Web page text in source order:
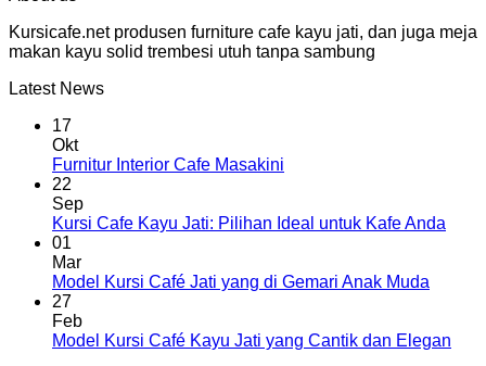
Kursicafe.net produsen furniture cafe kayu jati, dan juga meja
makan kayu solid trembesi utuh tanpa sambung
Latest News
17
Okt
Furnitur Interior Cafe Masakini
22
Sep
Kursi Cafe Kayu Jati: Pilihan Ideal untuk Kafe Anda
01
Mar
Model Kursi Café Jati yang di Gemari Anak Muda
27
Feb
Model Kursi Café Kayu Jati yang Cantik dan Elegan